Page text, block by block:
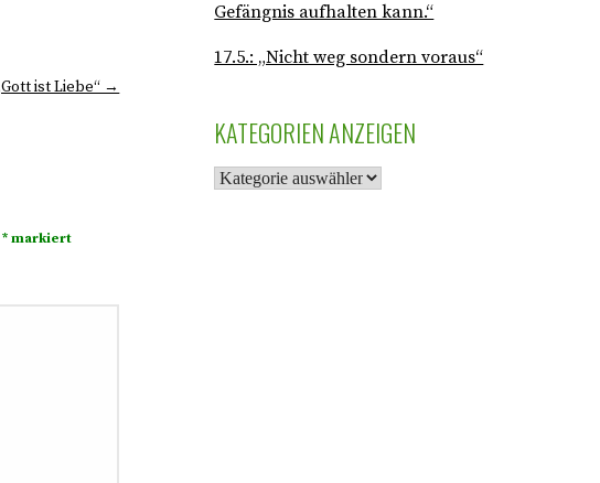
ist Liebe“ →
* markiert
Gefängnis aufhalten kann.“
17.5.: „Nicht weg sondern voraus“
KATEGORIEN ANZEIGEN